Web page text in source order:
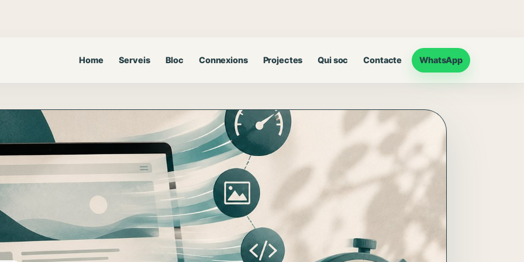
Home Serveis Bloc Connexions Projectes Qui soc Contacte WhatsApp